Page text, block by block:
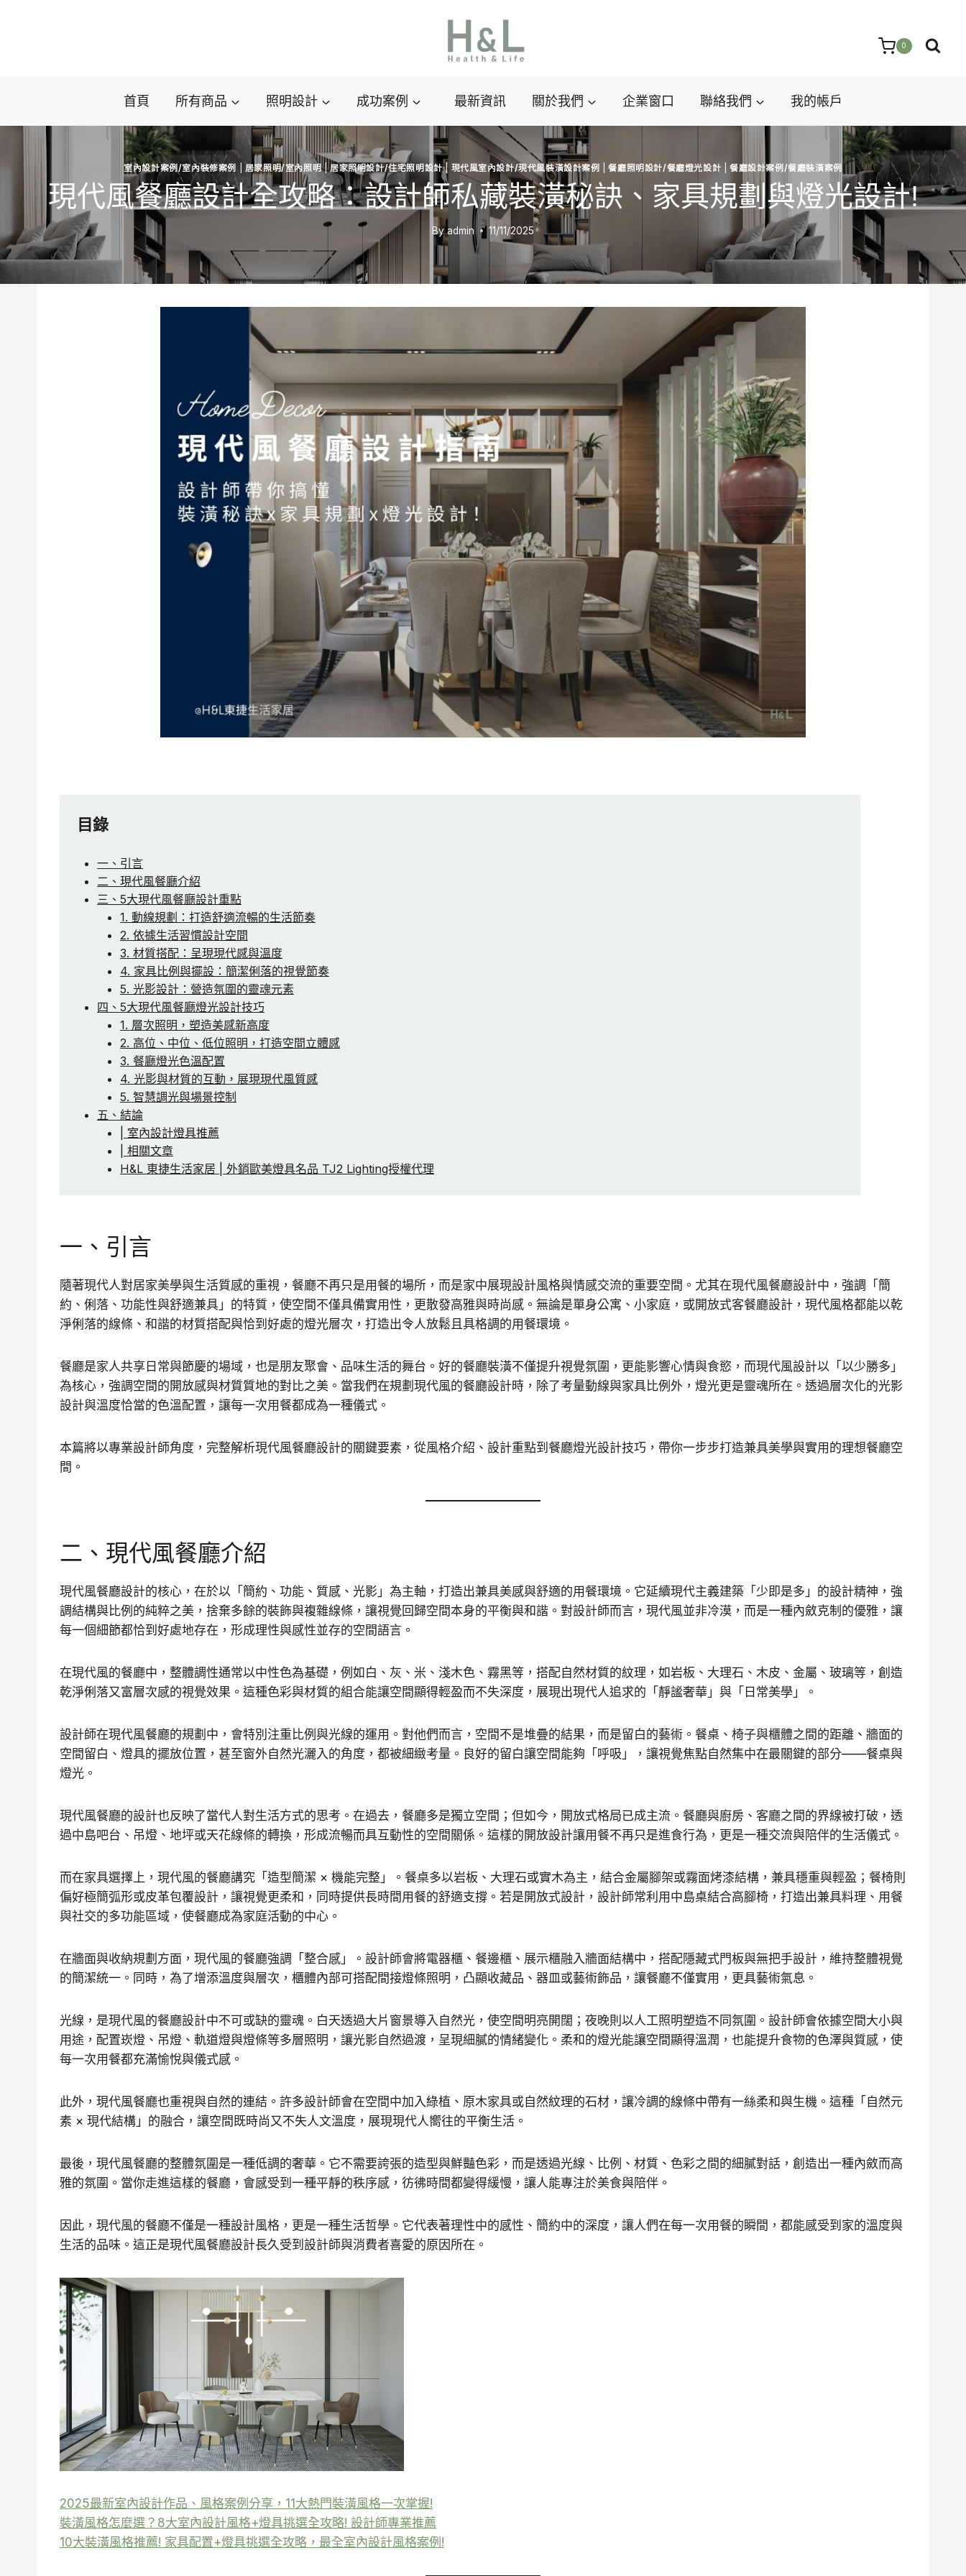
0
首頁 所有商品 照明設計 成功案例 最新資訊 關於我們 企業窗口 聯絡我們 我的帳戶
室內設計案例/室內裝修案例 居家照明/室內照明|居家照明設計/住宅照明設計| 現代風室內設計/現代風裝潢設計案例 |餐廳照明設計/餐廳燈光設計 餐廳設計案例/餐廳裝潢案例
現代風餐廳設計全攻略：設計師私藏裝潢秘訣、家具規劃與燈光設計!
Byadmin 11/11/2025
目錄
一、引言
二、現代風餐廳介紹
三、5大現代風餐廳設計重點
1. 動線規劃：打造舒適流暢的生活節奏
2. 依據生活習慣設計空間
3. 材質搭配：呈現現代感與溫度
4. 家具比例與擺設：簡潔俐落的視覺節奏
5. 光影設計：營造氛圍的靈魂元素
四、5大現代風餐廳燈光設計技巧
1. 層次照明，塑造美感新高度
2. 高位、中位、低位照明，打造空間立體感
3. 餐廳燈光色溫配置
4. 光影與材質的互動，展現現代風質感
5. 智慧調光與場景控制
五、結論
| 室內設計燈具推薦
| 相關文章
H&L 東捷生活家居 | 外銷歐美燈具名品 TJ2 Lighting授權代理
一、引言
隨著現代人對居家美學與生活質感的重視，餐廳不再只是用餐的場所，而是家中展現設計風格與情感交流的重要空間。尤其在現代風餐廳設計中，強調「簡
約、俐落、功能性與舒適兼具」的特質，使空間不僅具備實用性，更散發高雅與時尚感。無論是單身公寓、小家庭，或開放式客餐廳設計，現代風格都能以乾
淨俐落的線條、和諧的材質搭配與恰到好處的燈光層次，打造出令人放鬆且具格調的用餐環境。
餐廳是家人共享日常與節慶的場域，也是朋友聚會、品味生活的舞台。好的餐廳裝潢不僅提升視覺氛圍，更能影響心情與食慾，而現代風設計以「以少勝多」
為核心，強調空間的開放感與材質質地的對比之美。當我們在規劃現代風的餐廳設計時，除了考量動線與家具比例外，燈光更是靈魂所在。透過層次化的光影
設計與溫度恰當的色溫配置，讓每一次用餐都成為一種儀式。
本篇將以專業設計師角度，完整解析現代風餐廳設計的關鍵要素，從風格介紹、設計重點到餐廳燈光設計技巧，帶你一步步打造兼具美學與實用的理想餐廳空
間。
二、現代風餐廳介紹
現代風餐廳設計的核心，在於以「簡約、功能、質感、光影」為主軸，打造出兼具美感與舒適的用餐環境。它延續現代主義建築「少即是多」的設計精神，強
調結構與比例的純粹之美，捨棄多餘的裝飾與複雜線條，讓視覺回歸空間本身的平衡與和諧。對設計師而言，現代風並非冷漠，而是一種內斂克制的優雅，讓
每一個細節都恰到好處地存在，形成理性與感性並存的空間語言。
在現代風的餐廳中，整體調性通常以中性色為基礎，例如白、灰、米、淺木色、霧黑等，搭配自然材質的紋理，如岩板、大理石、木皮、金屬、玻璃等，創造
乾淨俐落又富層次感的視覺效果。這種色彩與材質的組合能讓空間顯得輕盈而不失深度，展現出現代人追求的「靜謐奢華」與「日常美學」。
設計師在現代風餐廳的規劃中，會特別注重比例與光線的運用。對他們而言，空間不是堆疊的結果，而是留白的藝術。餐桌、椅子與櫃體之間的距離、牆面的
空間留白、燈具的擺放位置，甚至窗外自然光灑入的角度，都被細緻考量。良好的留白讓空間能夠「呼吸」，讓視覺焦點自然集中在最關鍵的部分——餐桌與
燈光。
現代風餐廳的設計也反映了當代人對生活方式的思考。在過去，餐廳多是獨立空間；但如今，開放式格局已成主流。餐廳與廚房、客廳之間的界線被打破，透
過中島吧台、吊燈、地坪或天花線條的轉換，形成流暢而具互動性的空間關係。這樣的開放設計讓用餐不再只是進食行為，更是一種交流與陪伴的生活儀式。
而在家具選擇上，現代風的餐廳講究「造型簡潔 × 機能完整」。餐桌多以岩板、大理石或實木為主，結合金屬腳架或霧面烤漆結構，兼具穩重與輕盈；餐椅則
偏好極簡弧形或皮革包覆設計，讓視覺更柔和，同時提供長時間用餐的舒適支撐。若是開放式設計，設計師常利用中島桌結合高腳椅，打造出兼具料理、用餐
與社交的多功能區域，使餐廳成為家庭活動的中心。
在牆面與收納規劃方面，現代風的餐廳強調「整合感」。設計師會將電器櫃、餐邊櫃、展示櫃融入牆面結構中，搭配隱藏式門板與無把手設計，維持整體視覺
的簡潔統一。同時，為了增添溫度與層次，櫃體內部可搭配間接燈條照明，凸顯收藏品、器皿或藝術飾品，讓餐廳不僅實用，更具藝術氣息。
光線，是現代風的餐廳設計中不可或缺的靈魂。白天透過大片窗景導入自然光，使空間明亮開闊；夜晚則以人工照明塑造不同氛圍。設計師會依據空間大小與
用途，配置崁燈、吊燈、軌道燈與燈條等多層照明，讓光影自然過渡，呈現細膩的情緒變化。柔和的燈光能讓空間顯得溫潤，也能提升食物的色澤與質感，使
每一次用餐都充滿愉悅與儀式感。
此外，現代風餐廳也重視與自然的連結。許多設計師會在空間中加入綠植、原木家具或自然紋理的石材，讓冷調的線條中帶有一絲柔和與生機。這種「自然元
素 × 現代結構」的融合，讓空間既時尚又不失人文溫度，展現現代人嚮往的平衡生活。
最後，現代風餐廳的整體氛圍是一種低調的奢華。它不需要誇張的造型與鮮豔色彩，而是透過光線、比例、材質、色彩之間的細膩對話，創造出一種內斂而高
雅的氛圍。當你走進這樣的餐廳，會感受到一種平靜的秩序感，彷彿時間都變得緩慢，讓人能專注於美食與陪伴。
因此，現代風的餐廳不僅是一種設計風格，更是一種生活哲學。它代表著理性中的感性、簡約中的深度，讓人們在每一次用餐的瞬間，都能感受到家的溫度與
生活的品味。這正是現代風餐廳設計長久受到設計師與消費者喜愛的原因所在。
2025最新室內設計作品、風格案例分享，11大熱門裝潢風格一次掌握!
裝潢風格怎麼選？8大室內設計風格+燈具挑選全攻略! 設計師專業推薦
10大裝潢風格推薦! 家具配置+燈具挑選全攻略，最全室內設計風格案例!